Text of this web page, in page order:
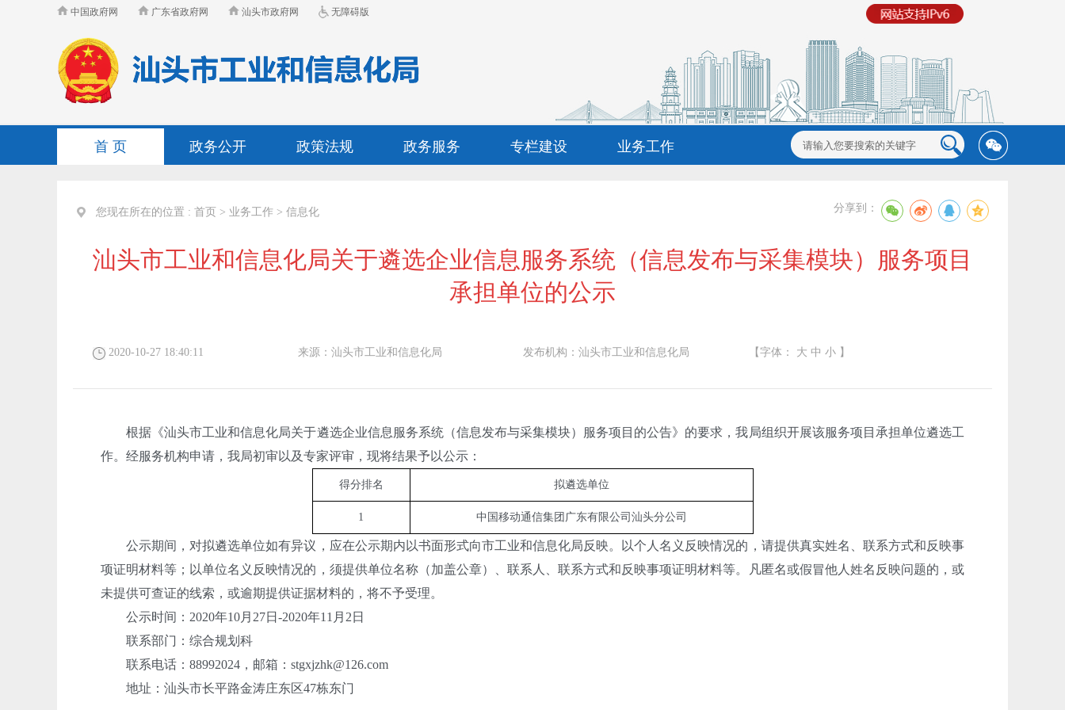
中国政府网 广东省政府网 汕头市政府网 无障碍版
首 页 政务公开 政策法规 政务服务 专栏建设 业务工作
您现在所在的位置 : 首页 > 业务工作 > 信息化 分享到：
汕头市工业和信息化局关于遴选企业信息服务系统（信息发布与采集模块）服务项目
承担单位的公示
2020-10-27 18:40:11 来源：汕头市工业和信息化局 发布机构：汕头市工业和信息化局 【字体： 大 中 小 】
根据《汕头市工业和信息化局关于遴选企业信息服务系统（信息发布与采集模块）服务项目的公告》的要求，我局组织开展该服务项目承担单位遴选工
作。经服务机构申请，我局初审以及专家评审，现将结果予以公示：
得分排名 拟遴选单位
1 中国移动通信集团广东有限公司汕头分公司
公示期间，对拟遴选单位如有异议，应在公示期内以书面形式向市工业和信息化局反映。以个人名义反映情况的，请提供真实姓名、联系方式和反映事
项证明材料等；以单位名义反映情况的，须提供单位名称（加盖公章）、联系人、联系方式和反映事项证明材料等。凡匿名或假冒他人姓名反映问题的，或
未提供可查证的线索，或逾期提供证据材料的，将不予受理。
公示时间：2020年10月27日-2020年11月2日
联系部门：综合规划科
联系电话：88992024，邮箱：stgxjzhk@126.com
地址：汕头市长平路金涛庄东区47栋东门